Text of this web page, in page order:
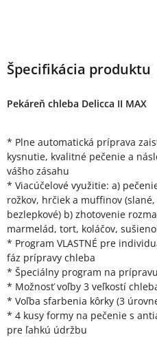
Špecifikácia produktu
Pekáreň chleba Delicca II MAX
* Plne automatická príprava
kysnutie, kvalitné pečenie a
vášho zásahu
* Viacúčelové využitie: a)
rožkov, hrčiek a muffinov
bezlepkové) b) zhotovenie
marmelád, tort, koláčov,
* Program VLASTNÉ pre
fáz prípravy chleba
* Špeciálny program na
* Možnosť voľby 3 veľkostí
* Voľba sfarbenia kôrky (3
* 4 kusy formy na pečenie s
pre ľahkú údržbu